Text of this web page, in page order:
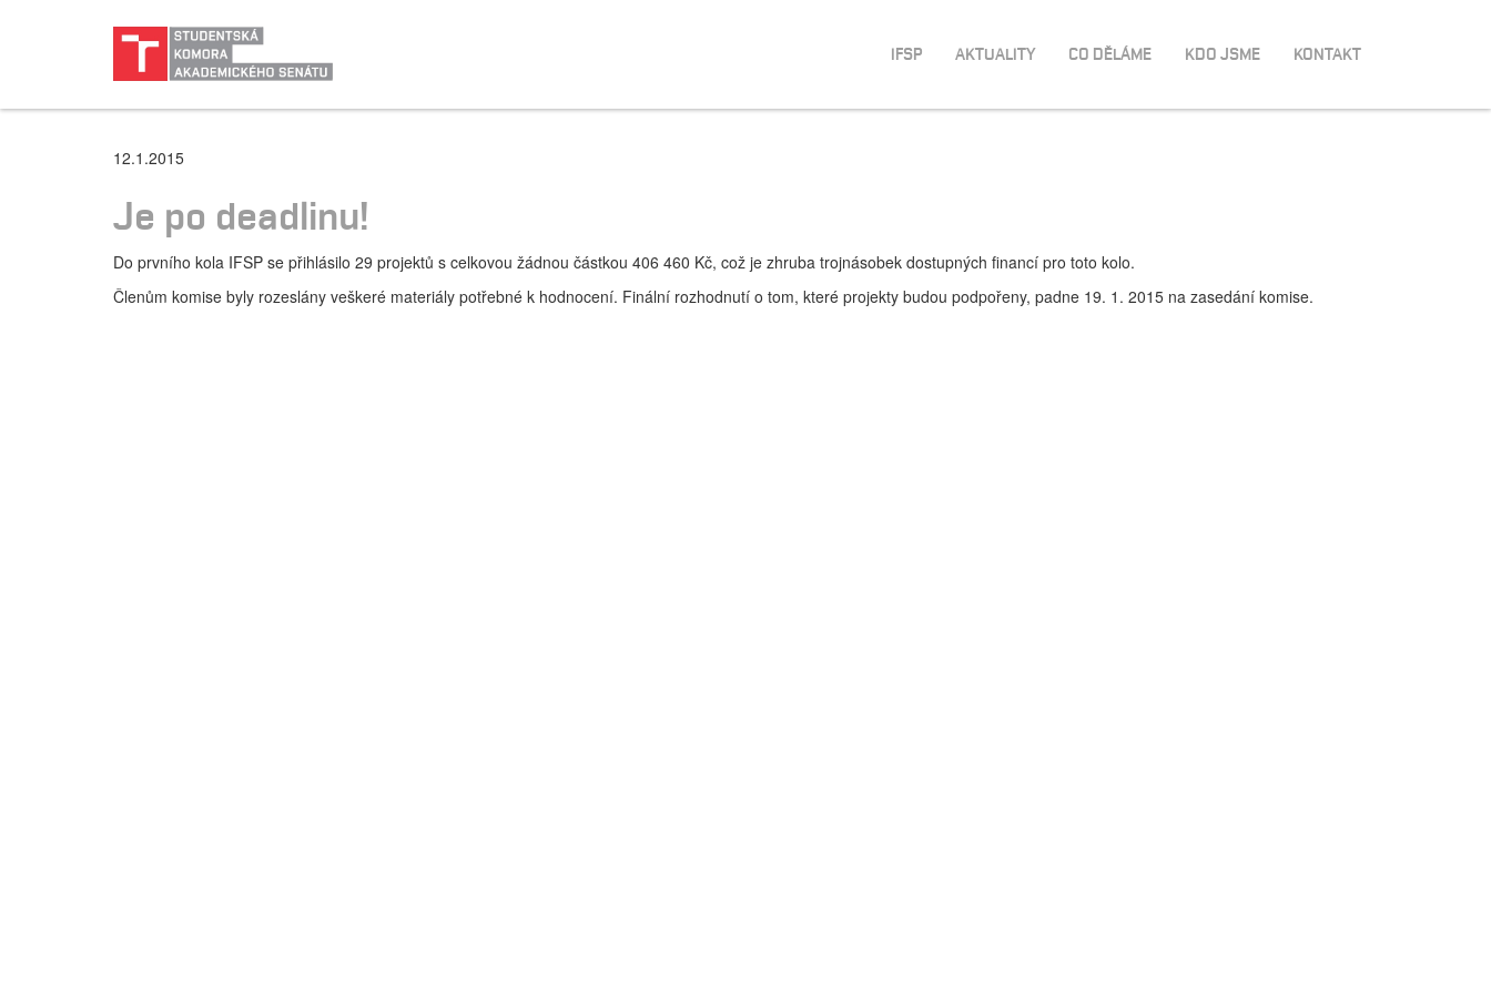
IFSP AKTUALITY CO DĚLÁME KDO JSME KONTAKT
12.1.2015
Je po deadlinu!
Do prvního kola IFSP se přihlásilo 29 projektů s celkovou žádnou částkou 406 460 Kč, což je zhruba trojnásobek dostupných financí pro toto kolo.
Členům komise byly rozeslány veškeré materiály potřebné k hodnocení. Finální rozhodnutí o tom, které projekty budou podpořeny, padne 19. 1. 2015 na zasedání komise.